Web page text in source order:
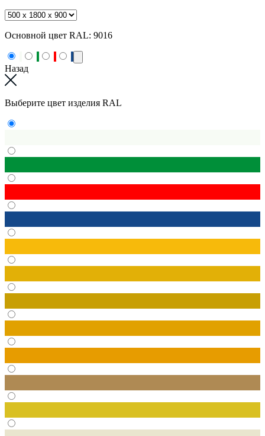
Основной цвет RAL: 9016
Назад
Выберите цвет изделия RAL